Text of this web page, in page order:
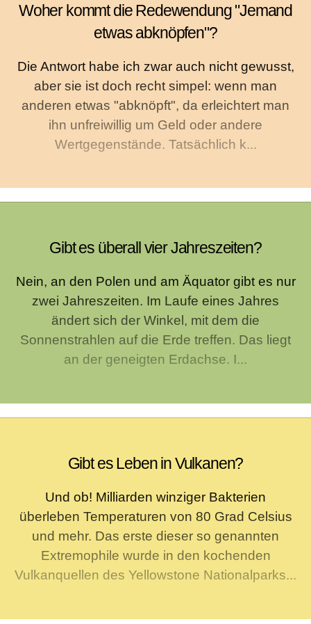
Woher kommt die Redewendung "Jemand
etwas abknöpfen"?
Die Antwort habe ich zwar auch nicht gewusst,
aber sie ist doch recht simpel: wenn man
anderen etwas "abknöpft", da erleichtert man
ihn unfreiwillig um Geld oder andere
Wertgegenstände. Tatsächlich k...
Gibt es überall vier Jahreszeiten?
Nein, an den Polen und am Äquator gibt es nur
zwei Jahreszeiten. Im Laufe eines Jahres
ändert sich der Winkel, mit dem die
Sonnenstrahlen auf die Erde treffen. Das liegt
an der geneigten Erdachse. I...
Gibt es Leben in Vulkanen?
Und ob! Milliarden winziger Bakterien
überleben Temperaturen von 80 Grad Celsius
und mehr. Das erste dieser so genannten
Extremophile wurde in den kochenden
Vulkanquellen des Yellowstone Nationalparks...